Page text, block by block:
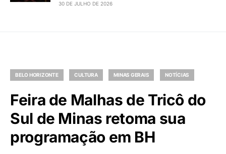
30 DE JULHO DE 2026
BELO HORIZONTE CULTURA MINAS GERAIS NOTÍCIAS
Feira de Malhas de Tricô do
Sul de Minas retoma sua
programação em BH